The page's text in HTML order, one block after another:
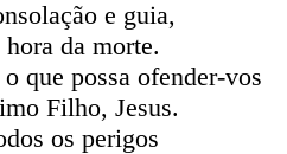
e guia,
da morte.
que possa ofender-vos
Filho, Jesus.
os perigos